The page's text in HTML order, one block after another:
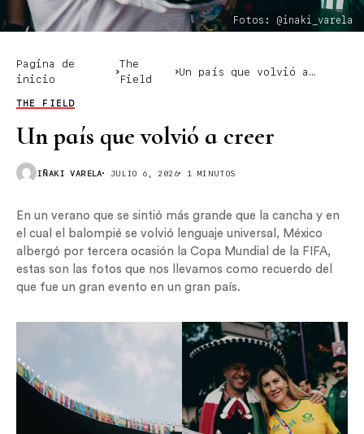
Fotos: @inaki_varela
Pagina de
inicio
The
Field
Un país que volvió a
THE FIELD
Un país que volvió a creer
IÑAKI VARELA JULIO 6, 2026 1 MINUTOS
En un verano que se sintió más grande que la cancha y en
el cual el balompié se volvió lenguaje universal, México
albergó por tercera ocasión la Copa Mundial de la FIFA,
estas son las fotos que nos llevamos como recuerdo del
que fue un gran evento en un gran país.